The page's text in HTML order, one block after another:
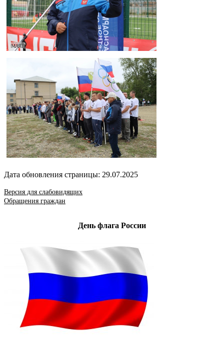
Дата обновления страницы: 29.07.2025
Версия для слабовидящих
Обращения граждан
День флага России